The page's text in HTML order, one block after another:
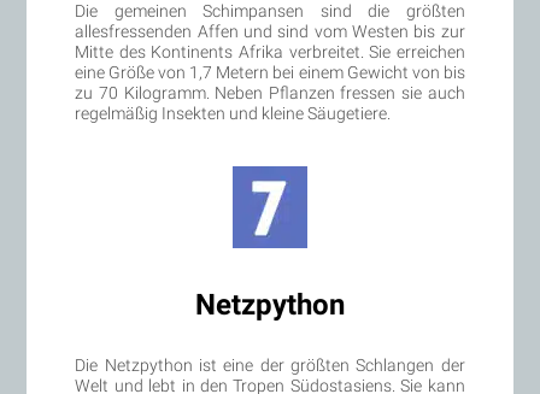
Die gemeinen Schimpansen sind die größten
allesfressenden Affen und sind vom Westen bis zur
Mitte des Kontinents Afrika verbreitet. Sie erreichen
eine Größe von 1,7 Metern bei einem Gewicht von bis
zu 70 Kilogramm. Neben Pflanzen fressen sie auch
regelmäßig Insekten und kleine Säugetiere.
Netzpython
Die Netzpython ist eine der größten Schlangen der
Welt und lebt in den Tropen Südostasiens. Sie kann